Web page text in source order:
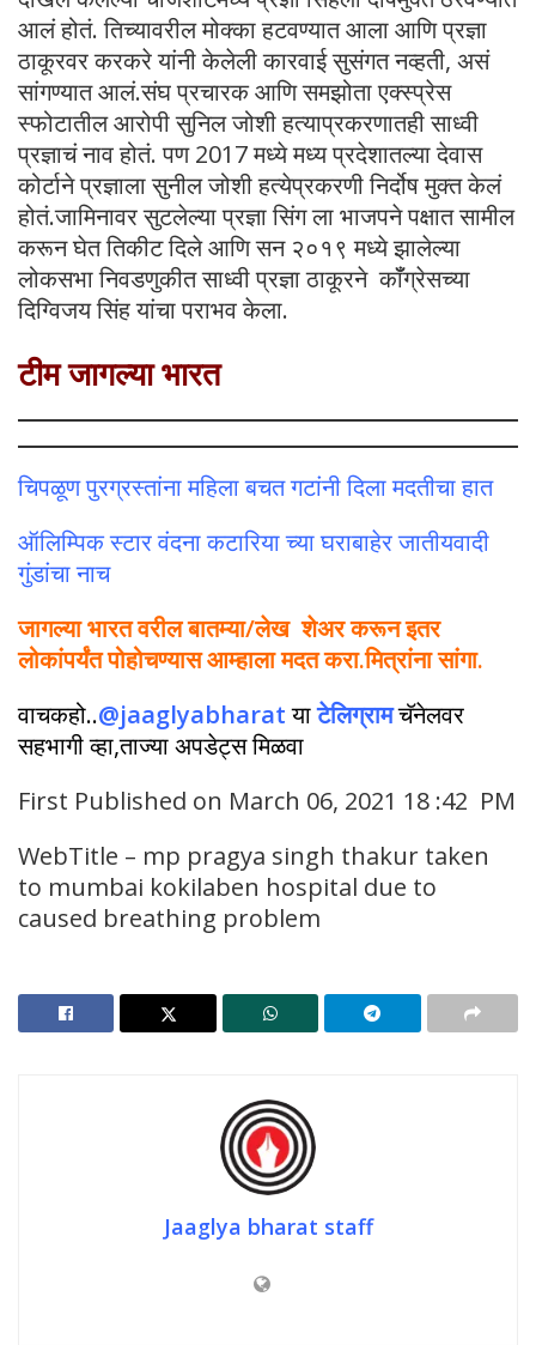
आलं होतं. तिच्यावरील मोक्का हटवण्यात आला आणि प्रज्ञा
ठाकूरवर करकरे यांनी केलेली कारवाई सुसंगत नव्हती, असं
सांगण्यात आलं.संघ प्रचारक आणि समझोता एक्स्प्रेस
स्फोटातील आरोपी सुनिल जोशी हत्याप्रकरणातही साध्वी
प्रज्ञाचं नाव होतं. पण 2017 मध्ये मध्य प्रदेशातल्या देवास
कोर्टाने प्रज्ञाला सुनील जोशी हत्येप्रकरणी निर्दोष मुक्त केलं
होतं.जामिनावर सुटलेल्या प्रज्ञा सिंग ला भाजपने पक्षात सामील
करून घेत तिकीट दिले आणि सन २०१९ मध्ये झालेल्या
लोकसभा निवडणुकीत साध्वी प्रज्ञा ठाकूरने कॉँग्रेसच्या
दिग्विजय सिंह यांचा पराभव केला.
टीम जागल्या भारत
चिपळूण पुरग्रस्तांना महिला बचत गटांनी दिला मदतीचा हात
ऑलिम्पिक स्टार वंदना कटारिया च्या घराबाहेर जातीयवादी
गुंडांचा नाच
जागल्या भारत वरील बातम्या/लेख शेअर करून इतर
लोकांपर्यंत पोहोचण्यास आम्हाला मदत करा.मित्रांना सांगा.
वाचकहो..@jaaglyabharat याटेलिग्रामचॅनेलवर
सहभागी व्हा,ताज्या अपडेट्स मिळवा
First Published on March 06, 2021 18 :42 PM
WebTitle – mp pragya singh thakur taken
to mumbai kokilaben hospital due to
caused breathing problem
Jaaglya bharat staff